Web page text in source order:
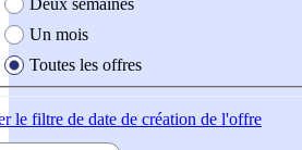
Un mois
Toutes les offres
le filtre de date de création de l'offre